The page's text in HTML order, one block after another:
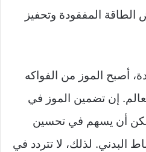
الطاقة المفقودة وتحفيز
أصبح الموز من الفواكه
إن تضمين الموز في
أن يسهم في تحسين
البدني. لذلك، لا تتردد في